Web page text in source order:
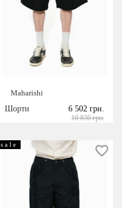
Maharishi
Шорти
6 502 грн.
10 836 грн.
s a l e